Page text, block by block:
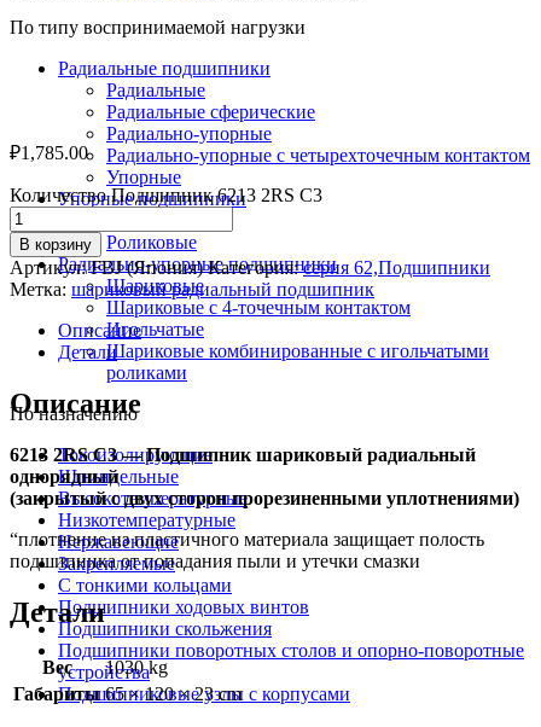
По типу воспринимаемой нагрузки
Радиальные подшипники
Радиальные
Радиальные сферические
Радиально-упорные
Радиально-упорные с четырехточечным контактом
Упорные
Упорные подшипники
Роликовые
Радиально-упорные подшипники
Шариковые
Шариковые с 4-точечным контактом
Игольчатые
Шариковые комбинированные с игольчатыми
роликами
По назначению
Токоизолирующие
Шпиндельные
Высокотемпературные
Низкотемпературные
Нержавеющие
Закрепляемые
С тонкими кольцами
Подшипники ходовых винтов
Подшипники скольжения
Подшипники поворотных столов и опорно-поворотные
устройства
Подшипниковые узлы с корпусами
₽1,785.00
Количество Подшипник 6213 2RS C3
В корзину
Артикул:FBJ (Япония) Категория:серия 62,Подшипники
Метка: шариковый радиальный подшипник
Описание
Детали
Описание
6213 2RS C3 — Подшипник шариковый радиальный
однорядный
(закрытый с двух сторон прорезиненными уплотнениями)
“плотнение из пластичного материала защищает полость
подшипника от попадания пыли и утечки смазки
Детали
Вес
1030 kg
Габариты 65 × 120 × 23 cm